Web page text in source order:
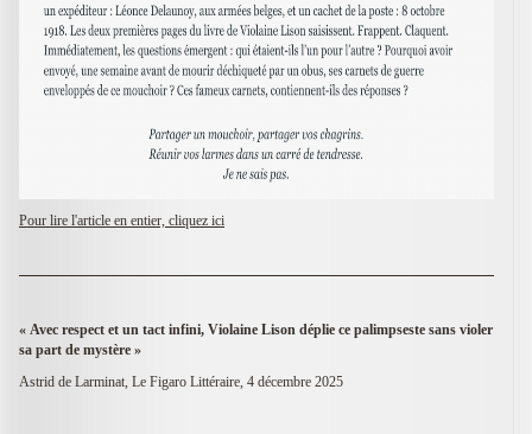
Pour lire l'article en entier, cliquez ici
« Avec respect et un tact infini, Violaine Lison déplie ce palimpseste sans violer
sa part de mystère »
Astrid de Larminat, Le Figaro Littéraire, 4 décembre 2025